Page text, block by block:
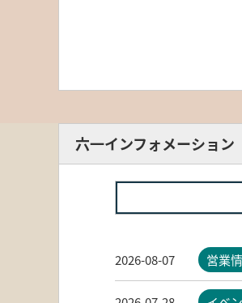
六一インフォメーション
2026-08-07 営業